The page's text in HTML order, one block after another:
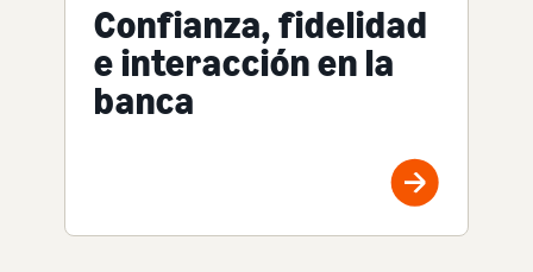
Confianza, fidelidad
e interacción en la
banca